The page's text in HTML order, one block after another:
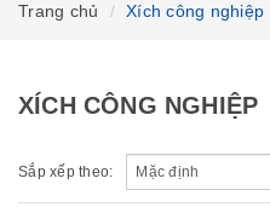
Trang chủ Xích công nghiệp
XÍCH CÔNG NGHIỆP
Sắp xếp theo: